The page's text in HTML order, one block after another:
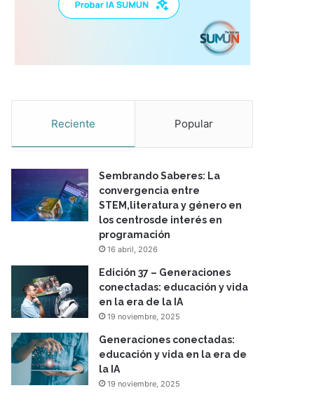
Reciente Popular
Sembrando Saberes: La
convergencia entre
STEM,literatura y género en
los centrosde interés en
programación
16 abril, 2026
Edición 37 – Generaciones
conectadas: educación y vida
en la era de la IA
19 noviembre, 2025
Generaciones conectadas:
educación y vida en la era de
la IA
19 noviembre, 2025